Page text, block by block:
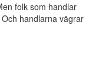
folk som handlar
handlarna vägrar